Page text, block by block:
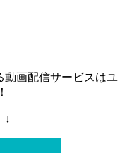
動画配信サービスはユ